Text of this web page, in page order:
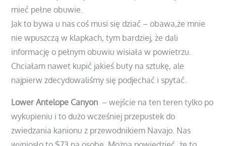
mieć pełne obuwie.
Jak to bywa u nas coś musi się dziać – obawa,że mnie
nie wpuszczą w klapkach, tym bardziej, że dali
informację o pełnym obuwiu wisiała w powietrzu.
Chciałam nawet kupić jakieś buty na sztukę, ale
najpierw zdecydowaliśmy się podjechać i spytać.
Lower Antelope Canyon – wejście na ten teren tylko po
wykupieniu i to dużo wcześniej przepustek do
zwiedzania kanionu z przewodnikiem Navajo. Nas